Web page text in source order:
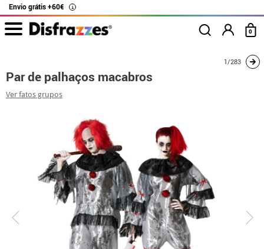
Envio grátis +60€ i
0
Par de palhaços
1/283
Par de palhaços macabros
Ver fatos grupos